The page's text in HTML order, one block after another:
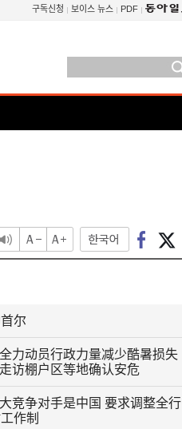
구독신청 보이스 뉴스 PDF
尔
力动员行政力量减少酷暑损失
访棚户区等地确认安危
竞争对手是中国 要求调整全行
作制